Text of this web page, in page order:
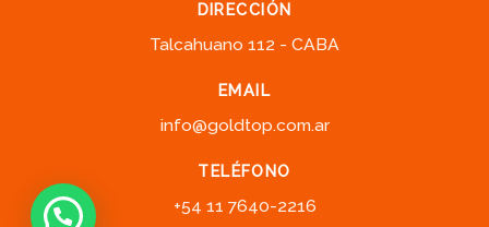
DIRECCIÓN
Talcahuano 112 - CABA
EMAIL
info@goldtop.com.ar
TELÉFONO
+54 11 7640-2216